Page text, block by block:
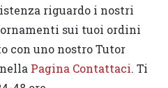
riguardo i nostri
sui tuoi ordini
con uno nostro Tutor
Pagina Contattaci. Ti